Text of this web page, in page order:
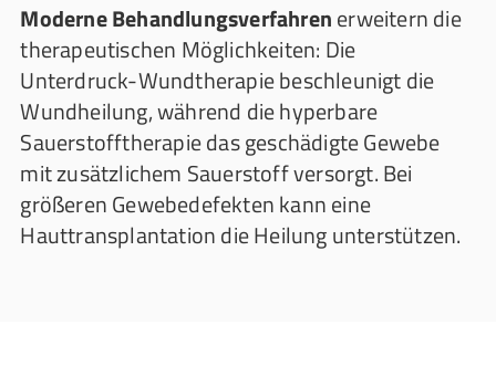
Moderne Behandlungsverfahrenerweitern die
therapeutischen Möglichkeiten: Die
Unterdruck-Wundtherapie beschleunigt die
Wundheilung, während die hyperbare
Sauerstofftherapie das geschädigte Gewebe
mit zusätzlichem Sauerstoff versorgt. Bei
größeren Gewebedefekten kann eine
Hauttransplantation die Heilung unterstützen.